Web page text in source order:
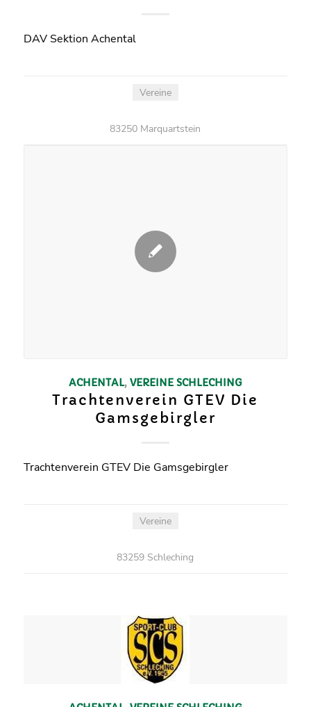
DAV Sektion Achental
Vereine
83250 Marquartstein
ACHENTAL,VEREINE SCHLECHING
Trachtenverein GTEV Die
Gamsgebirgler
Trachtenverein GTEV Die Gamsgebirgler
Vereine
83259 Schleching